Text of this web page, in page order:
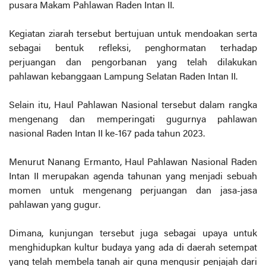
pusara Makam Pahlawan Raden Intan II.
Kegiatan ziarah tersebut bertujuan untuk mendoakan serta
sebagai bentuk refleksi, penghormatan terhadap
perjuangan dan pengorbanan yang telah dilakukan
pahlawan kebanggaan Lampung Selatan Raden Intan II.
Selain itu, Haul Pahlawan Nasional tersebut dalam rangka
mengenang dan memperingati gugurnya pahlawan
nasional Raden Intan II ke-167 pada tahun 2023.
Menurut Nanang Ermanto, Haul Pahlawan Nasional Raden
Intan II merupakan agenda tahunan yang menjadi sebuah
momen untuk mengenang perjuangan dan jasa-jasa
pahlawan yang gugur.
Dimana, kunjungan tersebut juga sebagai upaya untuk
menghidupkan kultur budaya yang ada di daerah setempat
yang telah membela tanah air guna mengusir penjajah dari